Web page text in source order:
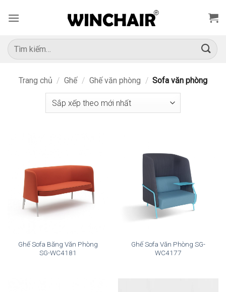
qua
dung
Tìm
kiếm:
Trang chủ / Ghế / Ghế văn phòng / Sofa văn phòng
Ghế Sofa Băng Văn Phòng
SG-WC4181
Ghế Sofa Văn Phòng SG-
WC4177